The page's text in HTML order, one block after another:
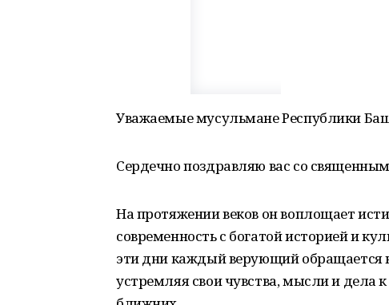
Уважаемые мусульмане Республики
Сердечно поздравляю вас со
На протяжении веков он воплощает
современность с богатой историей и
эти дни каждый верующий обращается
устремляя свои чувства, мысли и дела